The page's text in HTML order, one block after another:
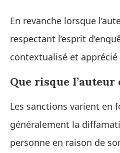
En revanche lorsque
respectant l’esprit
contextualisé et apprécié
Que risque
Les sanctions varient en
généralement la
personne en raison de